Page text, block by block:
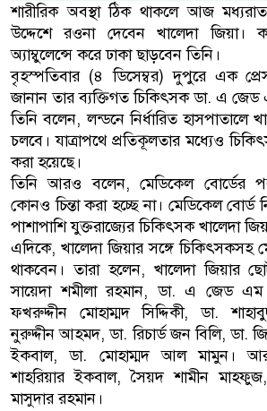
শারীরিক অবস্থা ঠিক থাকলে আজ
উদ্দেশে রওনা দেবেন খালেদা জিয়া।
অ্যাম্বুলেন্সে করে ঢাকা ছাড়বেন তিনি।
বৃহস্পতিবার (৪ ডিসেম্বর) দুপুরে এক
জানান তার ব্যক্তিগত চিকিৎসক ডা. এ জেড
তিনি বলেন, লন্ডনে নির্ধারিত হাসপাতালে
চলবে। যাত্রাপথে প্রতিকূলতার মধ্যেও
করা হয়েছে।
তিনি আরও বলেন, মেডিকেল বোর্ডের
কোনও চিন্তা করা হচ্ছে না। মেডিকেল বোর্ড
পাশাপাশি যুক্তরাজ্যের চিকিৎসক খালেদা
এদিকে, খালেদা জিয়ার সঙ্গে
থাকবেন। তারা হলেন, খালেদা জিয়ার
সায়েদা শমীলা রহমান, ডা. এ জেড
ফখরুদ্দীন মোহাম্মদ সিদ্দিকী, ডা.
নুরুদ্দীন আহমদ, ডা. রিচার্ড জন বিলি, ডা.
ইকবাল, ডা. মোহাম্মদ আল মামুন।
শাহরিয়ার ইকবাল, সৈয়দ শামীন
মাসুদার রহমান।